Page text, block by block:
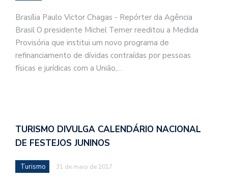
Brasília Paulo Victor Chagas - Repórter da Agência
Brasil O presidente Michel Temer reeditou a Medida
Provisória que institui um novo programa de
refinanciamento de dívidas contraídas por pessoas
físicas e jurídicas com a União,…
TURISMO DIVULGA CALENDÁRIO NACIONAL
DE FESTEJOS JUNINOS
Turismo 31 de maio de 2017